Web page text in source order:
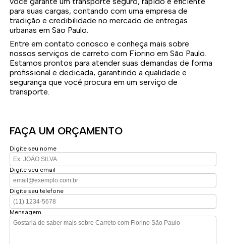
para suas cargas, contando com uma empresa de
tradição e credibilidade no mercado de entregas
urbanas em São Paulo.
Entre em contato conosco e conheça mais sobre
nossos serviços de carreto com Fiorino em São Paulo.
Estamos prontos para atender suas demandas de forma
profissional e dedicada, garantindo a qualidade e
segurança que você procura em um serviço de
transporte.
FAÇA UM ORÇAMENTO
Digite seu nome
Digite seu email
Digite seu telefone
Mensagem